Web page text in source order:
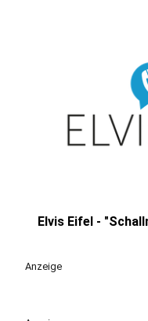
Elvis Eifel -
Anzeige